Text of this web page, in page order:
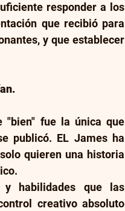
responder a los
que recibió para
y que establecer
"bien" fue la única que
publicó. EL James ha
quieren una historia
habilidades que las
creativo absoluto